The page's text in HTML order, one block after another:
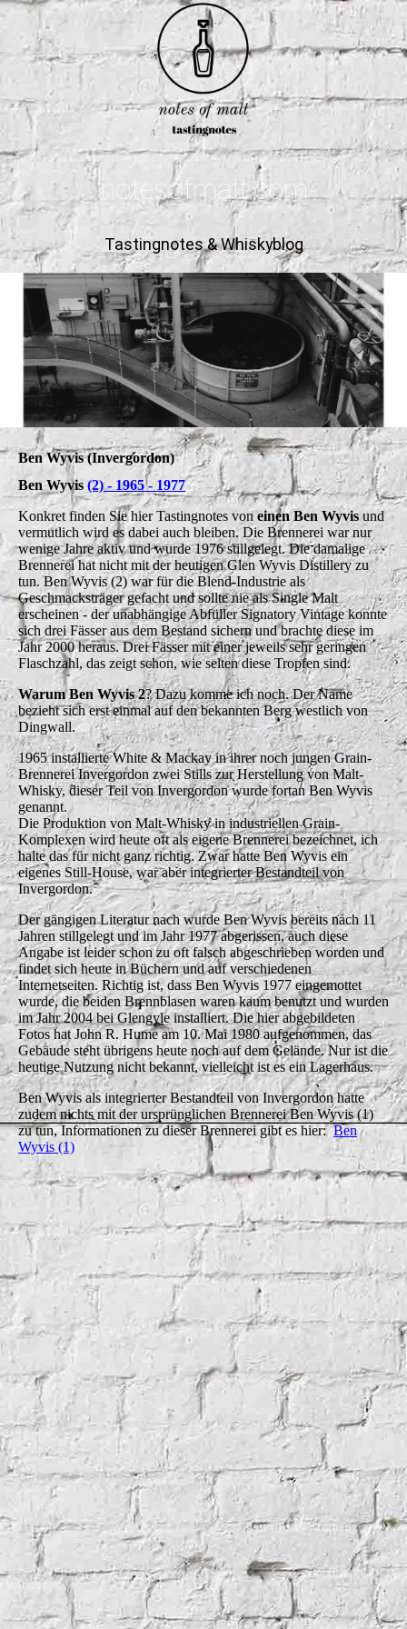
notesofmalt.com
Tastingnotes & Whiskyblog
Ben Wyvis (Invergordon)
Ben Wyvis (2) - 1965 - 1977
Konkret finden Sie hier Tastingnotes voneinen Ben Wyvisund
vermutlich wird es dabei auch bleiben. Die Brennerei war nur
wenige Jahre aktiv und wurde 1976 stillgelegt. Die damalige
Brennerei hat nicht mit der heutigen Glen Wyvis Distillery zu
tun. Ben Wyvis (2) war für die Blend-Industrie als
Geschmacksträger gefacht und sollte nie als Single Malt
erscheinen - der unabhängige Abfüller Signatory Vintage konnte
sich drei Fässer aus dem Bestand sichern und brachte diese im
Jahr 2000 heraus. Drei Fässer mit einer jeweils sehr geringen
Flaschzahl, das zeigt schon, wie selten diese Tropfen sind.
Warum Ben Wyvis 2? Dazu komme ich noch. Der Name
bezieht sich erst einmal auf den bekannten Berg westlich von
Dingwall.
1965 installierte White & Mackay in ihrer noch jungen Grain-
Brennerei Invergordon zwei Stills zur Herstellung von Malt-
Whisky, dieser Teil von Invergordon wurde fortan Ben Wyvis
genannt.
Die Produktion von Malt-Whisky in industriellen Grain-
Komplexen wird heute oft als eigene Brennerei bezeichnet, ich
halte das für nicht ganz richtig. Zwar hatte Ben Wyvis ein
eigenes Still-House, war aber integrierter Bestandteil von
Invergordon.
Der gängigen Literatur nach wurde Ben Wyvis bereits nach 11
Jahren stillgelegt und im Jahr 1977 abgerissen, auch diese
Angabe ist leider schon zu oft falsch abgeschrieben worden und
findet sich heute in Büchern und auf verschiedenen
Internetseiten. Richtig ist, dass Ben Wyvis 1977 eingemottet
wurde, die beiden Brennblasen waren kaum benutzt und wurden
im Jahr 2004 bei Glengyle installiert. Die hier abgebildeten
Fotos hat John R. Hume am 10. Mai 1980 aufgenommen, das
Gebäude steht übrigens heute noch auf dem Gelände. Nur ist die
heutige Nutzung nicht bekannt, vielleicht ist es ein Lagerhaus.
Ben Wyvis als integrierter Bestandteil von Invergordon hatte
zudem nichts mit der ursprünglichen Brennerei Ben Wyvis (1)
zu tun, Informationen zu dieser Brennerei gibt es hier:Ben
Wyvis (1)
Benenevishomepage1